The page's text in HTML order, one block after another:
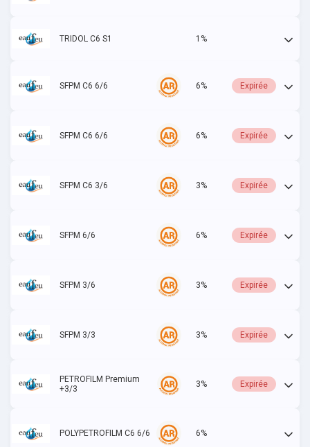
TRIDOL C6 S1 1%
SFPM C6 6/6 6% Expirée
SFPM C6 6/6 6% Expirée
SFPM C6 3/6 3% Expirée
SFPM 6/6 6% Expirée
SFPM 3/6 3% Expirée
SFPM 3/3 3% Expirée
PETROFILM Premium
+3/3
3% Expirée
POLYPETROFILM C6 6/6 6%